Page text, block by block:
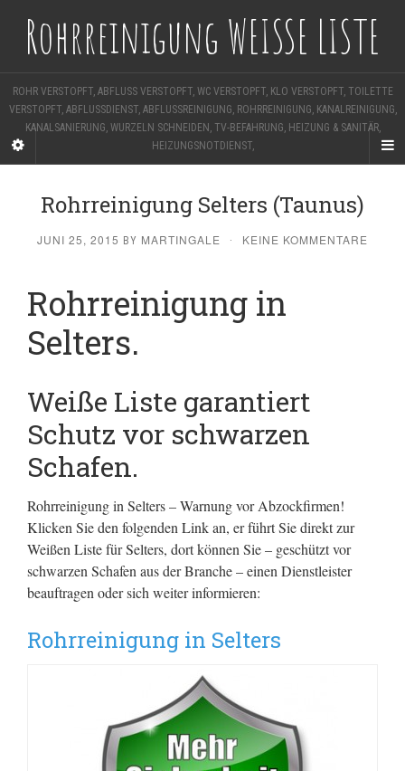
Rohrreinigung WEISSE LISTE
ROHR VERSTOPFT, ABFLUSS VERSTOPFT, WC VERSTOPFT, KLO VERSTOPFT, TOILETTE
VERSTOPFT, ABFLUSSDIENST, ABFLUSSREINIGUNG, ROHRREINIGUNG, KANALREINIGUNG,
KANALSANIERUNG, WURZELN SCHNEIDEN, TV-BEFAHRUNG, HEIZUNG & SANITÄR,
HEIZUNGSNOTDIENST,
Rohrreinigung Selters (Taunus)
JUNI 25, 2015 BY MARTINGALE · KEINE KOMMENTARE
Rohrreinigung in
Selters.
Weiße Liste garantiert
Schutz vor schwarzen
Schafen.
Rohrreinigung in Selters – Warnung vor Abzockfirmen!
Klicken Sie den folgenden Link an, er führt Sie direkt zur
Weißen Liste für Selters, dort können Sie – geschützt vor
schwarzen Schafen aus der Branche – einen Dienstleister
beauftragen oder sich weiter informieren:
Rohrreinigung in Selters